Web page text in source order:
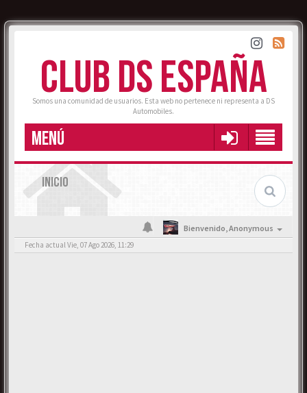
CLUB DS ESPAÑA
Somos una comunidad de usuarios. Esta web no pertenece ni representa a DS
Automobiles.
MENÚ
INICIO
Bienvenido,Anonymous
Fecha actual Vie, 07 Ago 2026, 11:29